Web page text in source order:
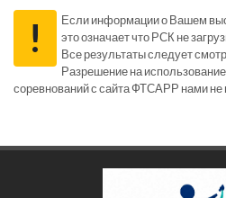
!
Если информации о Вашем
это означает что РСК не
Все результаты следует
Разрешение на
соревнований с сайта ФТСАРР нами не